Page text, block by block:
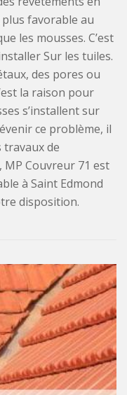
favorable au
les mousses. C’est
Sur les tuiles.
des pores ou
la raison pour
s’installent sur
ce problème, il
de
MP Couvreur 71 est
à Saint Edmond
disposition.